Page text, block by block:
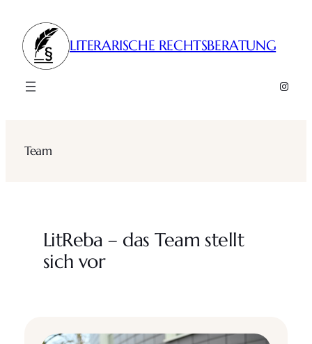
Inhalt
springen
LITERARISCHE RECHTSBERATUNG
Team
LitReba – das Team stellt
sich vor